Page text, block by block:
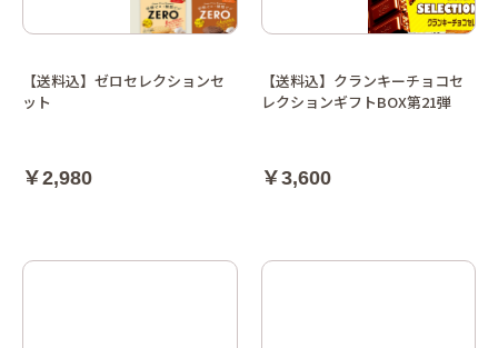
【送料込】ゼロセレクションセ
ット
￥2,980
【送料込】クランキーチョコセ
レクションギフトBOX第21弾
￥3,600